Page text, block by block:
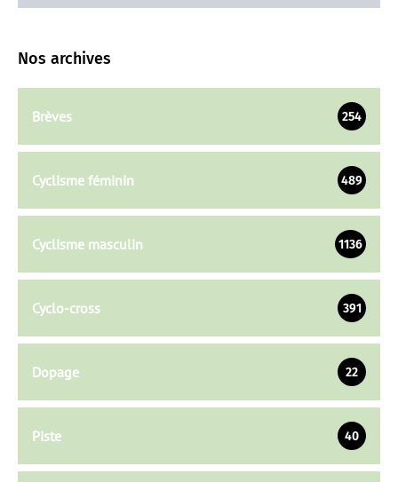
Nos archives
Brèves 254
Cyclisme féminin 489
Cyclisme masculin 1136
Cyclo-cross 391
Dopage 22
Piste 40